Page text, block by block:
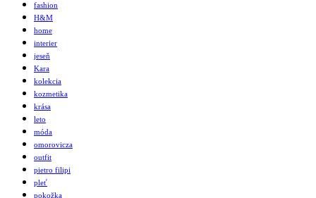
fashion
H&M
home
interier
jeseň
Kara
kolekcia
kozmetika
krása
leto
móda
omorovicza
outfit
pietro filipi
pleť
pokožka